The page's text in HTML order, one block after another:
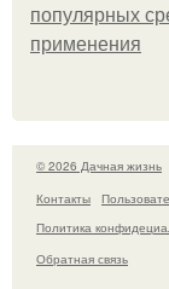
популярных
применения
© 2026 Дачная жизнь
Контакты
Политика
Обратная связь